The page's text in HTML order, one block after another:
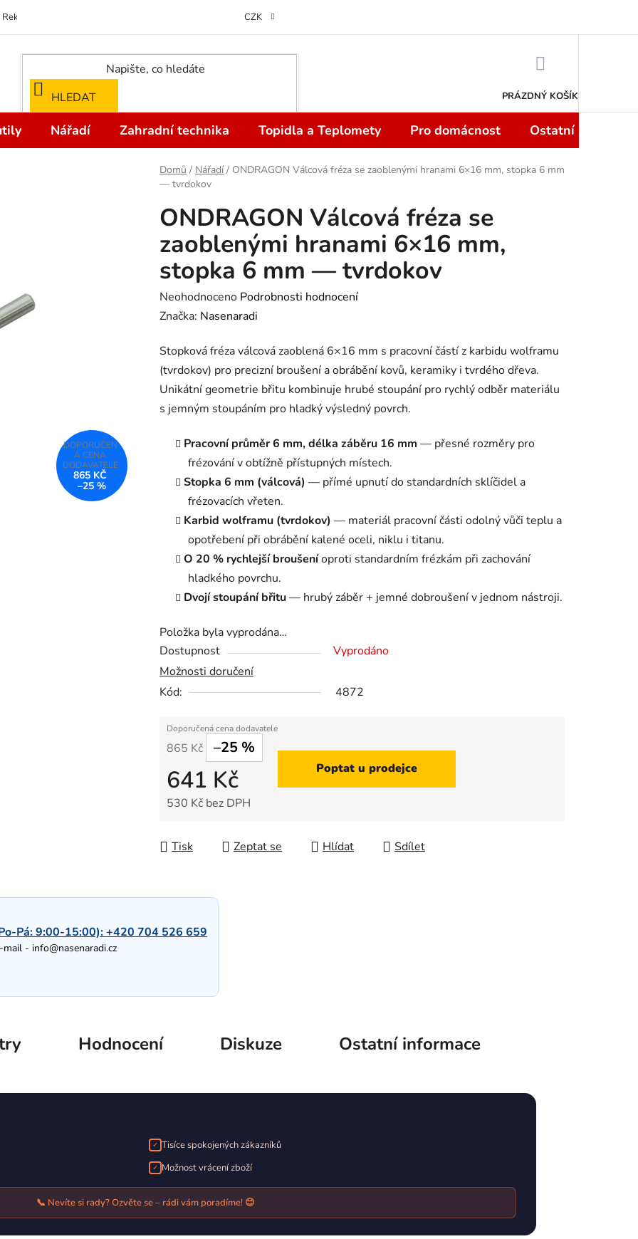
Reklamace Odstoupení od kupní smlouvy do 14 dní
CZK
HLEDAT PRÁZDNÝ KOŠÍK
Nářadí Zahradní technika Topidla a Teplomety Pro domácnost Ostatní
Domů / Nářadí / ONDRAGON Válcová fréza se zaoblenými hranami 6×16 mm, stopka 6 mm
— tvrdokov
ONDRAGON Válcová fréza se
zaoblenými hranami 6×16 mm,
stopka 6 mm — tvrdokov
Průměrné
hodnocení
je
0,0
z
5
Neohodnoceno Podrobnosti hodnocení
Značka: Nasenaradi
Stopková fréza válcová zaoblená 6×16 mm s pracovní částí z karbidu wolframu
(tvrdokov) pro precizní broušení a obrábění kovů, keramiky i tvrdého dřeva.
Unikátní geometrie břitu kombinuje hrubé stoupání pro rychlý odběr materiálu
s jemným stoupáním pro hladký výsledný povrch.
Pracovní průměr 6 mm, délka záběru 16 mm — přesné rozměry pro
frézování v obtížně přístupných místech.
Stopka 6 mm (válcová) — přímé upnutí do standardních sklíčidel a
frézovacích vřeten.
Karbid wolframu (tvrdokov) — materiál pracovní části odolný vůči teplu a
opotřebení při obrábění kalené oceli, niklu i titanu.
O 20 % rychlejší broušeníoproti standardním frézkám při zachování
hladkého povrchu.
Dvojí stoupání břitu— hrubý záběr + jemné dobroušení v jednom nástroji.
Položka byla vyprodána…
Dostupnost
Vyprodáno
Možnosti doručení
Kód:
4872
865 Kč –25 %
641 Kč
530 Kč bez DPH
Poptat u prodejce
Tisk Zeptat se Hlídat Sdílet
865 KČ
–25 %
Pá: 9:00-15:00):+420 704 526 659
mail - info@nasenaradi.cz
Hodnocení Diskuze Ostatní informace
✓ Tisíce spokojených zákazníků
✓ Možnost vrácení zboží
📞 Nevíte si rady? Ozvěte se – rádi vám poradíme! 😊